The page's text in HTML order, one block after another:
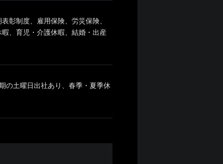
彰制度、雇用保険、労災保険、
、育児・介護休暇、結婚・出産
の土曜日出社あり、春季・夏季休